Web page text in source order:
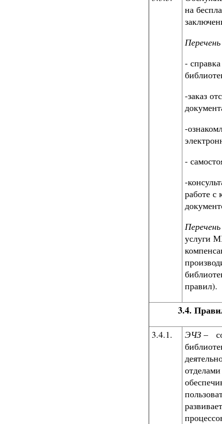
на
-
-заказ
-
-
-
работе с
услуги
правил).
3.4.
3.4.1. ЭЧЗ –